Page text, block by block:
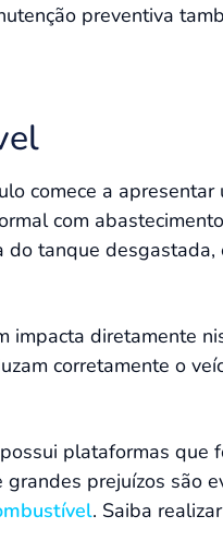
preventiva
comece a
com
tanque
diretamente
corretamente o
plataformas
prejuízos são
. Saiba